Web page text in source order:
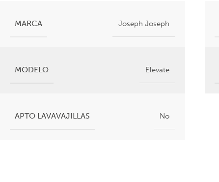
MARCA Joseph Joseph
MODELO Elevate
APTO LAVAVAJILLAS No